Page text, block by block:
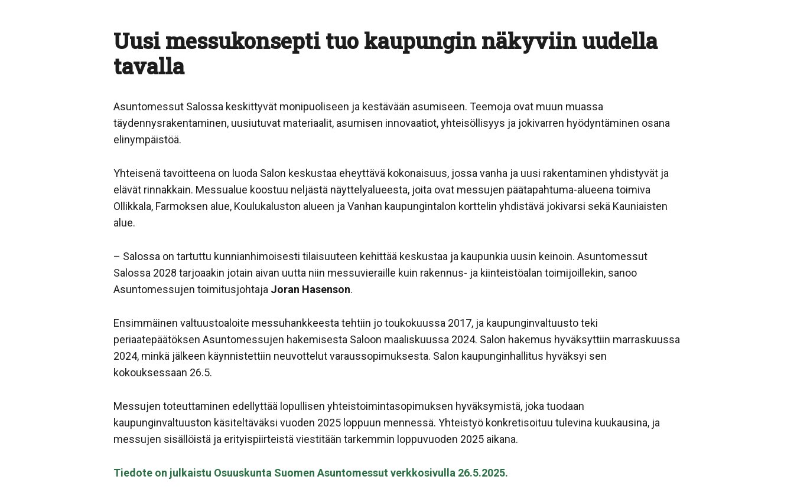
Uusi messukonsepti tuo kaupungin näkyviin uudella
tavalla
Asuntomessut Salossa keskittyvät monipuoliseen ja kestävään asumiseen. Teemoja ovat muun muassa
täydennysrakentaminen, uusiutuvat materiaalit, asumisen innovaatiot, yhteisöllisyys ja jokivarren hyödyntäminen osana
elinympäistöä.
Yhteisenä tavoitteena on luoda Salon keskustaa eheyttävä kokonaisuus, jossa vanha ja uusi rakentaminen yhdistyvät ja
elävät rinnakkain. Messualue koostuu neljästä näyttelyalueesta, joita ovat messujen päätapahtuma-alueena toimiva
Ollikkala, Farmoksen alue, Koulukaluston alueen ja Vanhan kaupungintalon korttelin yhdistävä jokivarsi sekä Kauniaisten
alue.
– Salossa on tartuttu kunnianhimoisesti tilaisuuteen kehittää keskustaa ja kaupunkia uusin keinoin. Asuntomessut
Salossa 2028 tarjoaakin jotain aivan uutta niin messuvieraille kuin rakennus- ja kiinteistöalan toimijoillekin, sanoo
Asuntomessujen toimitusjohtaja Joran Hasenson.
Ensimmäinen valtuustoaloite messuhankkeesta tehtiin jo toukokuussa 2017, ja kaupunginvaltuusto teki
periaatepäätöksen Asuntomessujen hakemisesta Saloon maaliskuussa 2024. Salon hakemus hyväksyttiin marraskuussa
2024, minkä jälkeen käynnistettiin neuvottelut varaussopimuksesta. Salon kaupunginhallitus hyväksyi sen
kokouksessaan 26.5.
Messujen toteuttaminen edellyttää lopullisen yhteistoimintasopimuksen hyväksymistä, joka tuodaan
kaupunginvaltuuston käsiteltäväksi vuoden 2025 loppuun mennessä. Yhteistyö konkretisoituu tulevina kuukausina, ja
messujen sisällöistä ja erityispiirteistä viestitään tarkemmin loppuvuoden 2025 aikana.
Tiedote on julkaistu Osuuskunta Suomen Asuntomessut verkkosivulla 26.5.2025.